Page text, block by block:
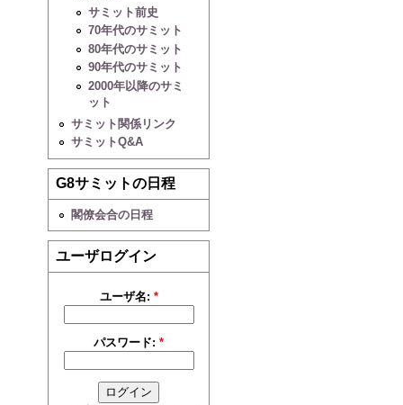
サミット前史
70年代のサミット
80年代のサミット
90年代のサミット
2000年以降のサミ
ット
サミット関係リンク
サミットQ&A
G8サミットの日程
閣僚会合の日程
ユーザログイン
ユーザ名: *
パスワード:*